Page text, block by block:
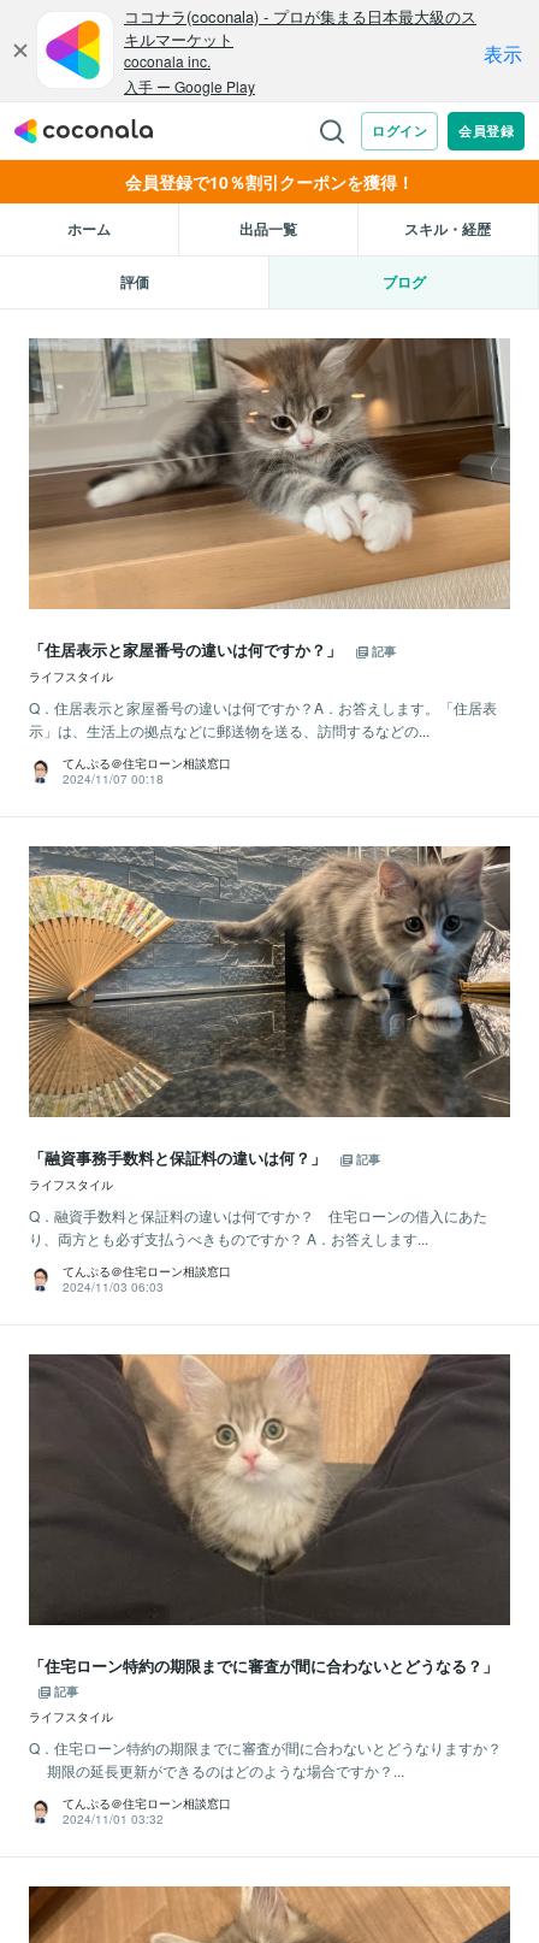
会員登録で10％割引クーポンを獲得！
ホーム 出品一覧 スキル・経歴
評価 ブログ
「住居表示と家屋番号の違いは何ですか？」
記事
ライフスタイル
Q．住居表示と家屋番号の違いは何ですか？A．お答えします。「住居表
示」は、生活上の拠点などに郵送物を送る、訪問するなどの...
てんぷる＠住宅ローン相談窓口
2024/11/07 00:18
「融資事務手数料と保証料の違いは何？」
記事
ライフスタイル
Q．融資手数料と保証料の違いは何ですか？ 住宅ローンの借入にあた
り、両方とも必ず支払うべきものですか？ A．お答えします...
てんぷる＠住宅ローン相談窓口
2024/11/03 06:03
「住宅ローン特約の期限までに審査が間に合わないとどうなる？」
記事
ライフスタイル
Q．住宅ローン特約の期限までに審査が間に合わないとどうなりますか？
期限の延長更新ができるのはどのような場合ですか？...
てんぷる＠住宅ローン相談窓口
2024/11/01 03:32